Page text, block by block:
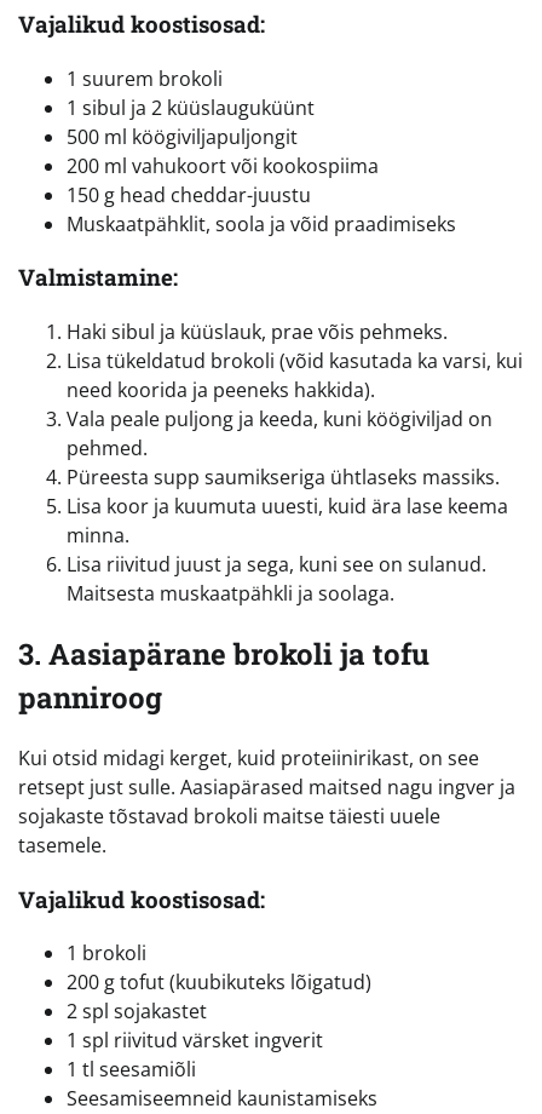
Vajalikud koostisosad:
1 suurem brokoli
1 sibul ja 2 küüslauguküünt
500 ml köögiviljapuljongit
200 ml vahukoort või kookospiima
150 g head cheddar-juustu
Muskaatpähklit, soola ja võid praadimiseks
Valmistamine:
Haki sibul ja küüslauk, prae võis pehmeks.
Lisa tükeldatud brokoli (võid kasutada ka varsi, kui
need koorida ja peeneks hakkida).
Vala peale puljong ja keeda, kuni köögiviljad on
pehmed.
Püreesta supp saumikseriga ühtlaseks massiks.
Lisa koor ja kuumuta uuesti, kuid ära lase keema
minna.
Lisa riivitud juust ja sega, kuni see on sulanud.
Maitsesta muskaatpähkli ja soolaga.
3. Aasiapärane brokoli ja tofu
panniroog
Kui otsid midagi kerget, kuid proteiinirikast, on see
retsept just sulle. Aasiapärased maitsed nagu ingver ja
sojakaste tõstavad brokoli maitse täiesti uuele
tasemele.
Vajalikud koostisosad:
1 brokoli
200 g tofut (kuubikuteks lõigatud)
2 spl sojakastet
1 spl riivitud värsket ingverit
1 tl seesamiõli
Seesamiseemneid kaunistamiseks